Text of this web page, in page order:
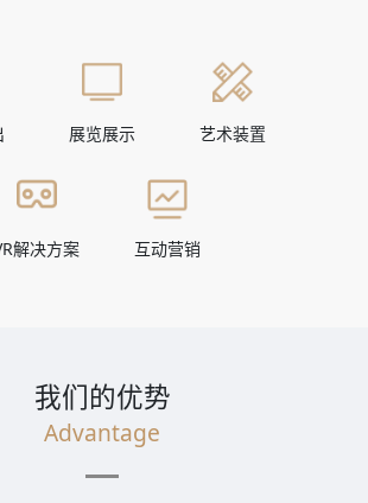
展览展示 艺术装置
解决方案 互动营销
我们的优势
Advantage